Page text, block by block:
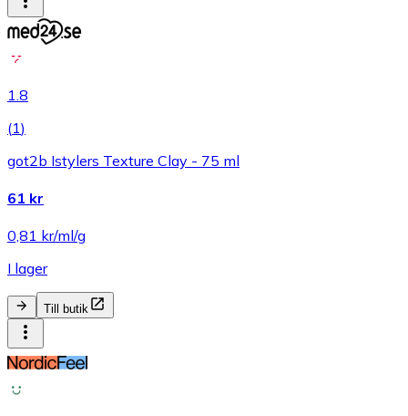
1.8
(1)
got2b Istylers Texture Clay - 75 ml
61 kr
0,81 kr/ml/g
I lager
Till butik